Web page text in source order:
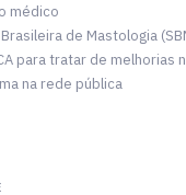
médico
de Mastologia
para tratar de melhorias
na rede pública